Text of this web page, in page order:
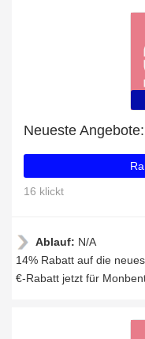
16 klickt
Ablauf: N/A
14% Rabatt auf die
€-Rabatt jetzt für